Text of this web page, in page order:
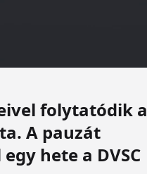
folytatódik a
A pauzát
hete a DVSC